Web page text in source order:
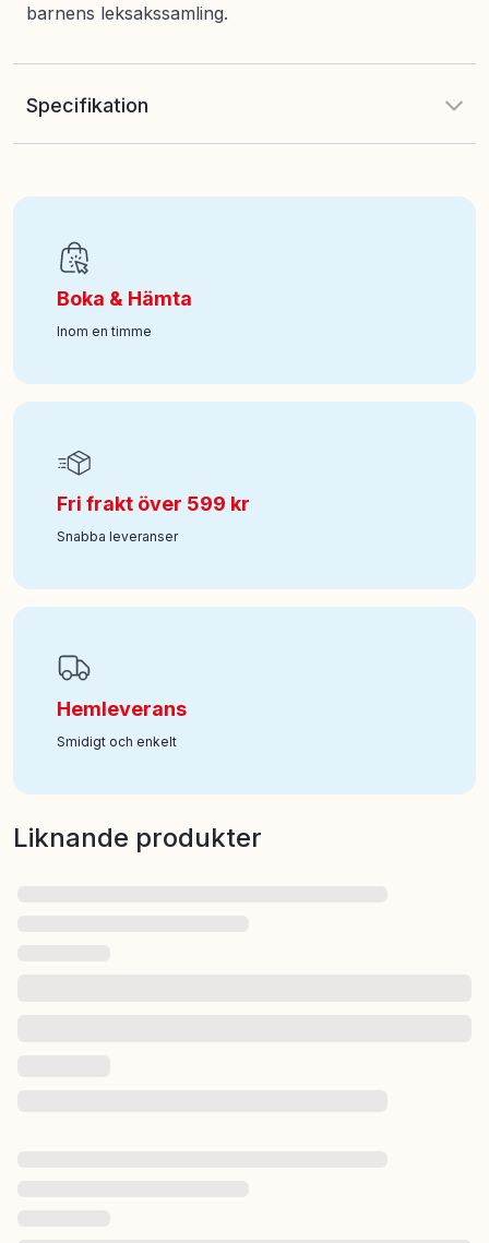
barnens leksakssamling.
Specifikation
5702017816784
Ålder från :0
Boka & Hämta
Inom en timme
Fri frakt över 599 kr
Snabba leveranser
Hemleverans
Smidigt och enkelt
Liknande produkter